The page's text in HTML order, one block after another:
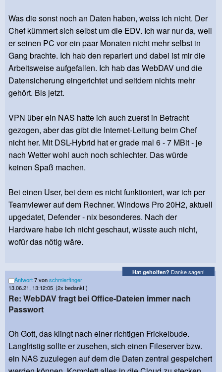
Was die sonst noch an Daten haben, weiss ich nicht. Der
Chef kümmert sich selbst um die EDV. Ich war nur da, weil
er seinen PC vor ein paar Monaten nicht mehr selbst in
Gang brachte. Ich hab den repariert und dabei ist mir die
Arbeitsweise aufgefallen. Ich hab das WebDAV und die
Datensicherung eingerichtet und seitdem nichts mehr
gehört. Bis jetzt.
VPN über ein NAS hatte ich auch zuerst in Betracht
gezogen, aber das gibt die Internet-Leitung beim Chef
nicht her. Mit DSL-Hybrid hat er grade mal 6 - 7 MBit - je
nach Wetter wohl auch noch schlechter. Das würde
keinen Spaß machen.
Bei einen User, bei dem es nicht funktioniert, war ich per
Teamviewer auf dem Rechner. Windows Pro 20H2, aktuell
upgedatet, Defender - nix besonderes. Nach der
Hardware habe ich nicht geschaut, wüsste auch nicht,
wofür das nötig wäre.
Hat geholfen? Danke sagen!
Antwort7 vonschmierfinger
13.06.21, 13:12:05 (2x bedankt )
Re: WebDAV fragt bei Office-Dateien immer nach
Passwort
Oh Gott, das klingt nach einer richtigen Frickelbude.
Langfristig sollte er zusehen, sich einen Fileserver bzw.
ein NAS zuzulegen auf dem die Daten zentral gespeichert